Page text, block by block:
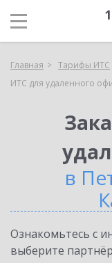
Главная Тарифы ИТС
ИТС для удаленного
в
Ознакомьтесь с
выберите